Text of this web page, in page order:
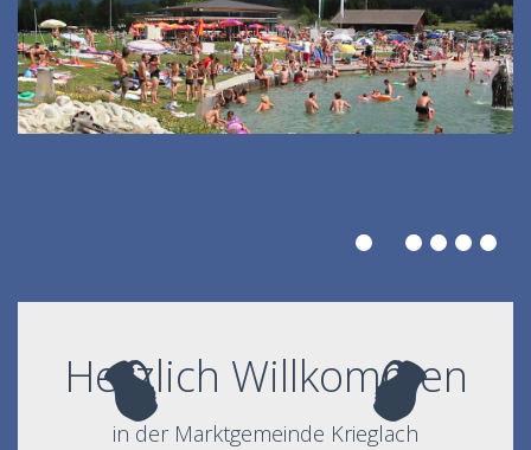
Herzlich Willkommen
in der Marktgemeinde Krieglach